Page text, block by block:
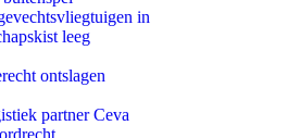
in
leeg
ontslagen
partner Ceva